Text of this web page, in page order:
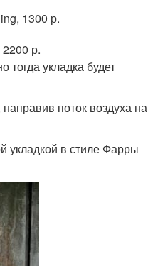
1300 р.
р.
укладка будет
поток воздуха на
укладкой в стиле Фарры